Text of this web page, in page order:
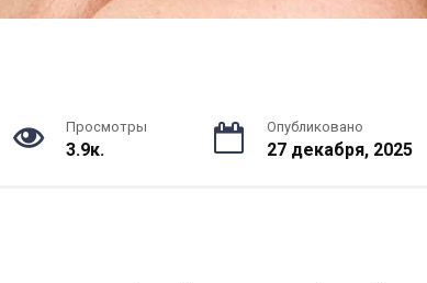
Просмотры
3.9к.
Опубликовано
27 декабря, 2025